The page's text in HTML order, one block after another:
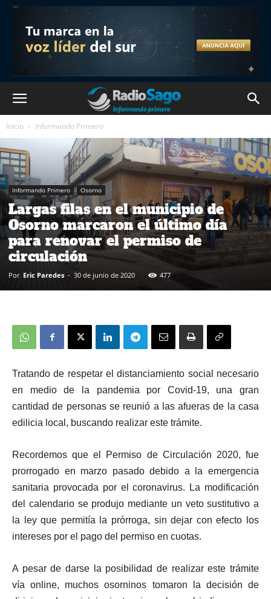
Inicio Informando Primero
Informando Primero Osorno
Largas filas en el municipio de
Osorno marcaron el último día
para renovar el permiso de
circulación
Por Eric Paredes - 30 de junio de 2020 477
Tratando de respetar el distanciamiento social necesario
en medio de la pandemia por Covid-19, una gran
cantidad de personas se reunió a las afueras de la casa
edilicia local, buscando realizar este trámite.
Recordemos que el Permiso de Circulación 2020, fue
prorrogado en marzo pasado debido a la emergencia
sanitaria provocada por el coronavirus. La modificación
del calendario se produjo mediante un veto sustitutivo a
la ley que permitía la prórroga, sin dejar con efecto los
intereses por el pago del permiso en cuotas.
A pesar de darse la posibilidad de realizar este trámite
vía online, muchos osorninos tomaron la decisión de